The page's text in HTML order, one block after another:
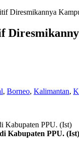
Diresmikannya
, Borneo, Kalimantan,
Kabupaten PPU. (Ist)